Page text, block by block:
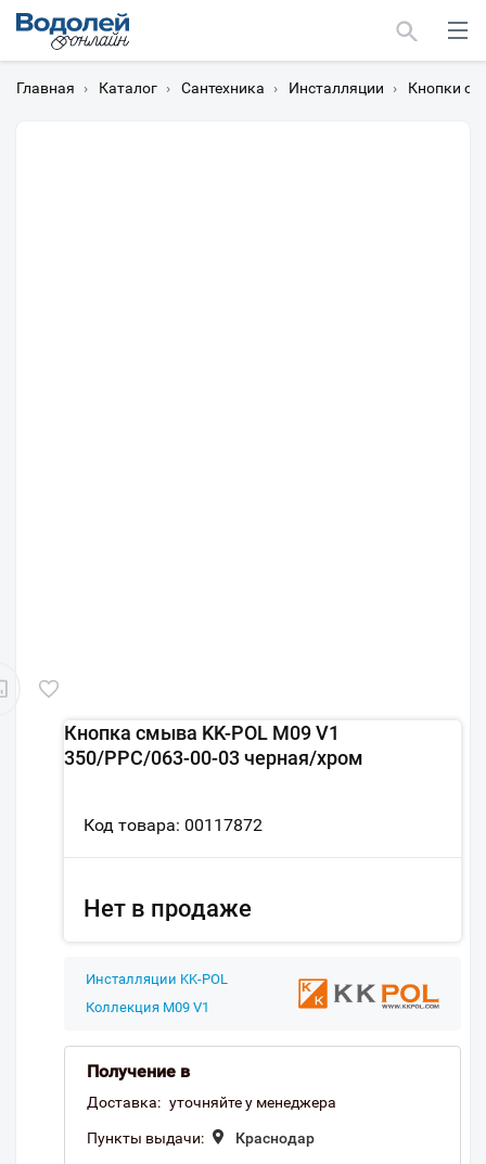
Главная › Каталог › Сантехника › Инсталляции › Кнопки
Кнопка смыва KK-POL M09 V1
350/PPC/063-00-03 черная/хром
Код товара: 00117872
Нет в продаже
Инсталляции KK-POL
Коллекция M09 V1
Получение в
Доставка: уточняйте у менеджера
Пункты выдачи: Краснодар